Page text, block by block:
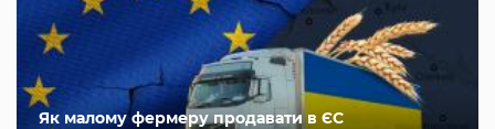
Як малому фермеру продавати в ЄС